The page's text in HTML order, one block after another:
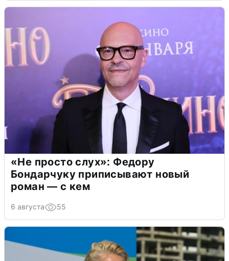
«Не просто слух»: Федору
Бондарчуку приписывают новый
роман — с кем
6 августа 55